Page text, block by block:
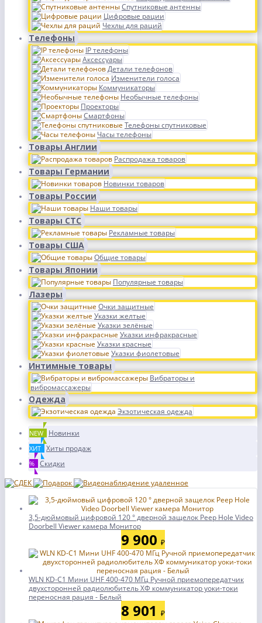
Спутниковые антенны
Цифровые рации
Чехлы для раций
Телефоны
IP телефоны
Аксессуары
Детали телефонов
Изменители голоса
Коммуникаторы
Необычные телефоны
Проекторы
Смартфоны
Телефоны спутниковые
Часы телефоны
Товары Англии
Распродажа товаров
Товары Германии
Новинки товаров
Товары России
Наши товары
Товары СТС
Рекламные товары
Товары США
Общие товары
Товары Японии
Популярные товары
Лазеры
Очки защитные
Указки желтые
Указки зелёные
Указки инфракрасные
Указки красные
Указки фиолетовые
Интимные товары
Вибраторы и
вибромассажеры
Одежда
Экзотическая одежда
NEW Новинки
ХИТ Хиты продаж
% Скидки
3,5-дюймовый цифровой 120 ° дверной защелок Peep Hole Video
Doorbell Viewer камера Монитор
9 900 ₽
WLN KD-C1 Мини UHF 400-470 МГц Ручной приемопередатчик
двухсторонней радиолюбитель ХФ коммуникатор уоки-токи
переносная рация - Белый
8 901 ₽